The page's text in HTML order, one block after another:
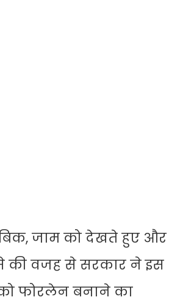
जाम को देखते हुए और
की वजह से सरकार ने इस
को फोरलेन बनाने का